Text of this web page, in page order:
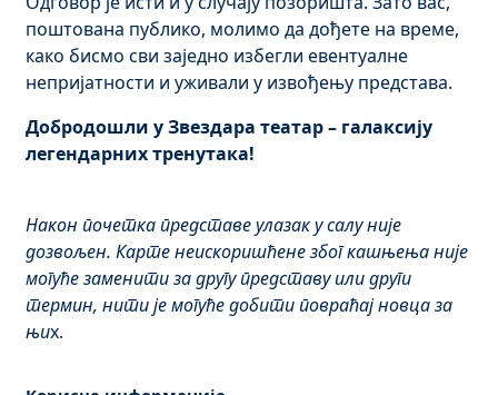
поштована публико, молимо да дођете на време,
како бисмо сви заједно избегли евентуалне
непријатности и уживали у извођењу представа.
Добродошли у Звездара театар – галаксију
легендарних тренутака!
Након почетка представе улазак у салу није
дозвољен. Карте неискоришћене због кашњења није
могуће заменити за другу представу или други
термин, нити је могуће добити повраћај новца за
њих.